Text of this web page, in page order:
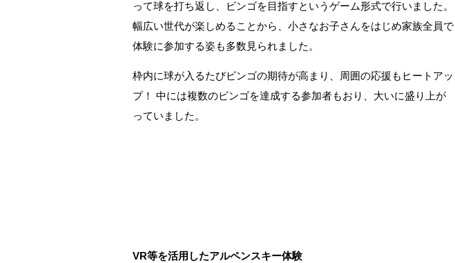
って球を打ち返し、ビンゴを目指すというゲーム形式で行いました。
幅広い世代が楽しめることから、小さなお子さんをはじめ家族全員で
体験に参加する姿も多数見られました。
枠内に球が入るたびビンゴの期待が高まり、周囲の応援もヒートアッ
プ！ 中には複数のビンゴを達成する参加者もおり、大いに盛り上が
っていました。
VR等を活用したアルペンスキー体験